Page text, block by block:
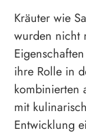
Kräuter wie
wurden nicht
ihre Rolle in
kombinierten
mit
Entwicklung